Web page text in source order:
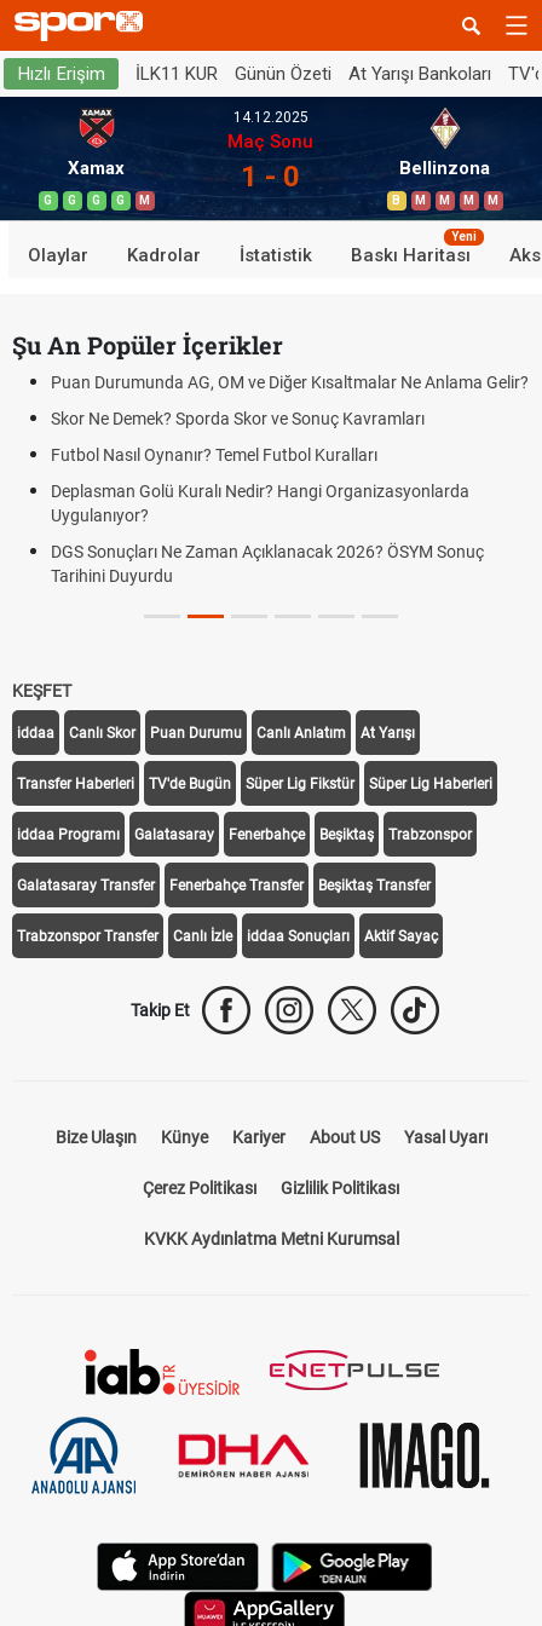
Hızlı Erişim İLK11 KUR Günün Özeti At Yarışı Bankoları
Xamax
G G G G M
14.12.2025
Maç Sonu
1 - 0 Bellinzona
B M M M M
Olaylar Kadrolar İstatistik Baskı Haritası
Yeni
Şu An Popüler İçerikler
Puan Durumunda AG, OM ve Diğer Kısaltmalar Ne Anlama Gelir?
Skor Ne Demek? Sporda Skor ve Sonuç Kavramları
Futbol Nasıl Oynanır? Temel Futbol Kuralları
Deplasman Golü Kuralı Nedir? Hangi Organizasyonlarda
Uygulanıyor?
DGS Sonuçları Ne Zaman Açıklanacak 2026? ÖSYM Sonuç
Tarihini Duyurdu
KEŞFET
iddaa Canlı Skor Puan Durumu Canlı Anlatım At Yarışı
Transfer Haberleri TV'de Bugün Süper Lig Fikstür Süper Lig Haberleri
iddaa Programı Galatasaray Fenerbahçe Beşiktaş Trabzonspor
Galatasaray Transfer Fenerbahçe Transfer Beşiktaş Transfer
Trabzonspor Transfer Canlı İzle iddaa Sonuçları Aktif Sayaç
Takip Et
Bize Ulaşın Künye Kariyer About US Yasal Uyarı
Çerez Politikası Gizlilik Politikası
KVKK Aydınlatma Metni Kurumsal